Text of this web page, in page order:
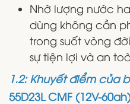
Nhờ lượng nước
dùng không cần
trong suốt vòng
sự tiện lợi và an
1.2: Khuyết điểm của
55D23L CMF (12V-